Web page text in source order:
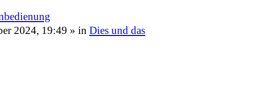
2024, 19:49 » in Dies und das